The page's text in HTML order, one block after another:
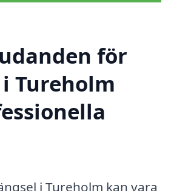
för
Tureholm
i Tureholm kan vara